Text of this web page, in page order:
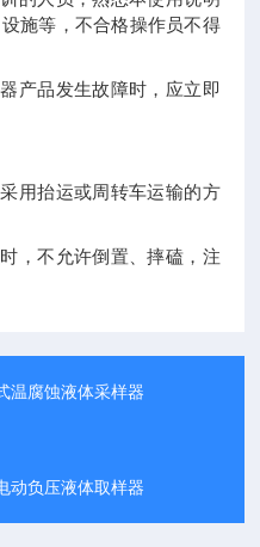
施等，不合格操作员不得
产品发生故障时，应立即
用抬运或周转车运输的方
，不允许倒置、摔磕，注
温腐蚀液体采样器
动负压液体取样器